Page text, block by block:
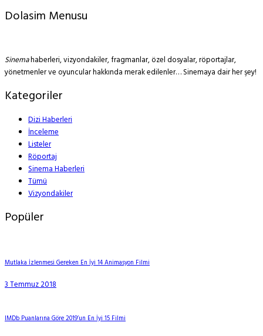
Dolasim Menusu
Sinemahaberleri, vizyondakiler, fragmanlar, özel dosyalar, röportajlar,
yönetmenler ve oyuncular hakkında merak edilenler… Sinemaya dair her şey!
Kategoriler
Dizi Haberleri
İnceleme
Listeler
Röportaj
Sinema Haberleri
Tümü
Vizyondakiler
Popüler
Mutlaka İzlenmesi Gereken En İyi 14 Animasyon Filmi
3 Temmuz 2018
IMDb Puanlarına Göre 2019’un En İyi 15 Filmi